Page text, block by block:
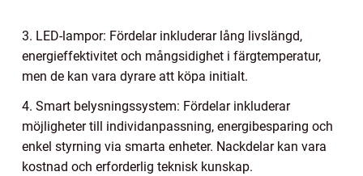
3. LED-lampor: Fördelar inkluderar lång livslängd,
energieffektivitet och mångsidighet i färgtemperatur,
men de kan vara dyrare att köpa initialt.
4. Smart belysningssystem: Fördelar inkluderar
möjligheter till individanpassning, energibesparing och
enkel styrning via smarta enheter. Nackdelar kan vara
kostnad och erforderlig teknisk kunskap.